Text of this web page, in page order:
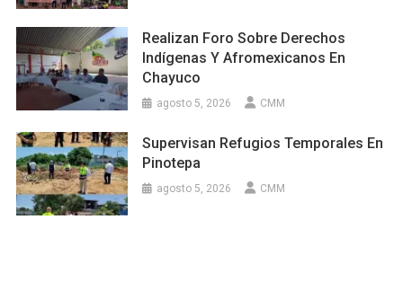
Realizan Foro Sobre Derechos
Indígenas Y Afromexicanos En
Chayuco
agosto 5, 2026 CMM
Supervisan Refugios Temporales En
Pinotepa
agosto 5, 2026 CMM